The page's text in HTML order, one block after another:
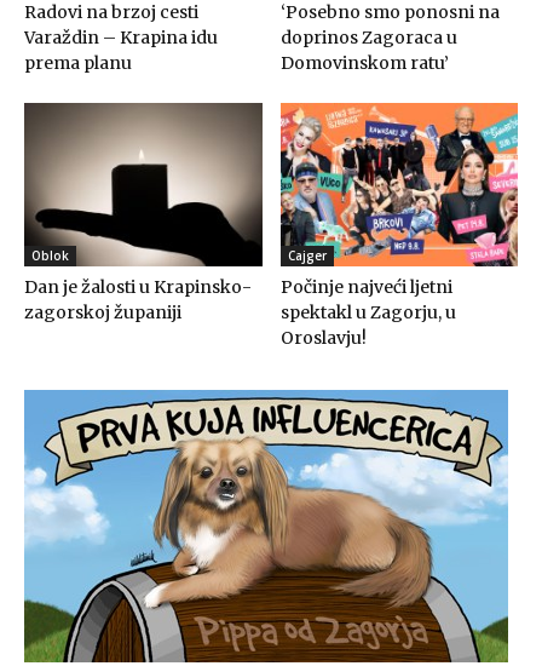
Radovi na brzoj cesti
Varaždin – Krapina idu
prema planu
‘Posebno smo ponosni na
doprinos Zagoraca u
Domovinskom ratu’
Oblok
Dan je žalosti u Krapinsko-
zagorskoj županiji
Cajger
Počinje najveći ljetni
spektakl u Zagorju, u
Oroslavju!